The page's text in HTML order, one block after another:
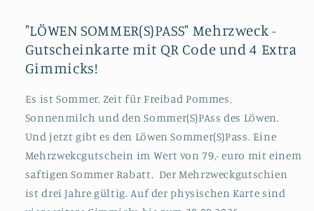
jetzt
für
nur
59.90
für
nur
"LÖWEN SOMMER(S)PASS" Mehrzweck -
Gutscheinkarte mit QR Code und 4 Extra
Gimmicks!
Es ist Sommer. Zeit für Freibad Pommes,
Sonnenmilch und den Sommer(S)PAss des Löwen.
Und jetzt gibt es den Löwen Sommer(S)Pass. Eine
Mehrzwekcgutschein im Wert von 79,- euro mit einem
saftigen Sommer Rabatt. Der Mehrzweckgutschien
ist drei Jahre gültig. Auf der physischen Karte sind